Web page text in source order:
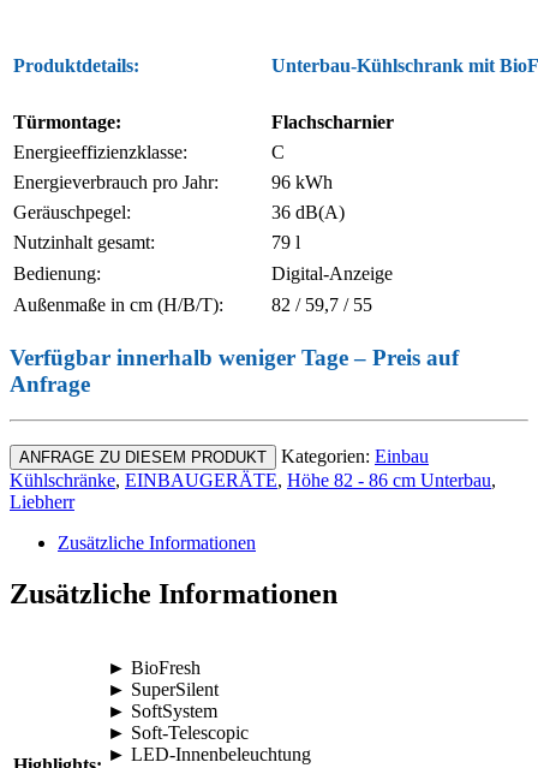
Produktdetails: Unterbau-Kühlschrank mit
Türmontage:
Flachscharnier
Energieeffizienzklasse:
C
Energieverbrauch pro Jahr:
96 kWh
Geräuschpegel:
36 dB(A)
Nutzinhalt gesamt:
79 l
Bedienung:
Digital-Anzeige
Außenmaße in cm (H/B/T):
82 / 59,7 / 55
Verfügbar innerhalb weniger Tage – Preis auf
Anfrage
ANFRAGE ZU DIESEM PRODUKT Kategorien: Einbau
Kühlschränke, EINBAUGERÄTE, Höhe 82 - 86 cm Unterbau,
Liebherr
Zusätzliche Informationen
Zusätzliche Informationen
► BioFresh
► SuperSilent
► SoftSystem
► Soft-Telescopic
► LED-Innenbeleuchtung